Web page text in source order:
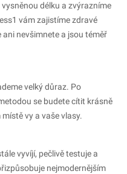
délku a zvýrazníme
vám zajistíme zdravé
nevšimnete a jsou téměř
velký důraz. Po
se budete cítit krásně
vy a vaše vlasy.
vyvíjí, pečlivě testuje a
nejmodernějším